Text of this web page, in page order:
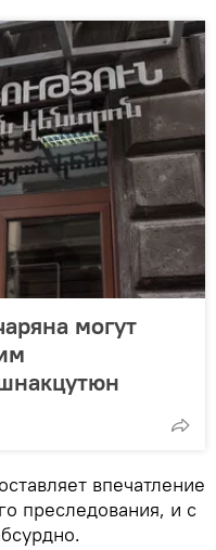
могут
впечатление
преследования, и с